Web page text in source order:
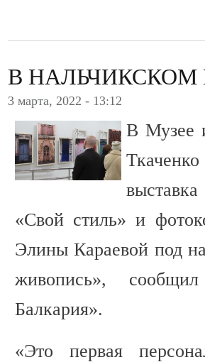
В
3 марта, 2022 - 13:12
В Музее
«Свой стиль» и
Элины Караевой под
живопись»,
Балкария».
«Это первая